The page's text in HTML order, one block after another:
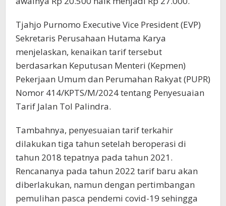
Tjahjo Purnomo Executive Vice President (EVP)
Sekretaris Perusahaan Hutama Karya
menjelaskan, kenaikan tarif tersebut
berdasarkan Keputusan Menteri (Kepmen)
Pekerjaan Umum dan Perumahan Rakyat (PUPR)
Nomor 414/KPTS/M/2024 tentang Penyesuaian
Tarif Jalan Tol Palindra.
Tambahnya, penyesuaian tarif terkahir
dilakukan tiga tahun setelah beroperasi di
tahun 2018 tepatnya pada tahun 2021.
Rencananya pada tahun 2022 tarif baru akan
diberlakukan, namun dengan pertimbangan
pemulihan pasca pendemi covid-19 sehingga